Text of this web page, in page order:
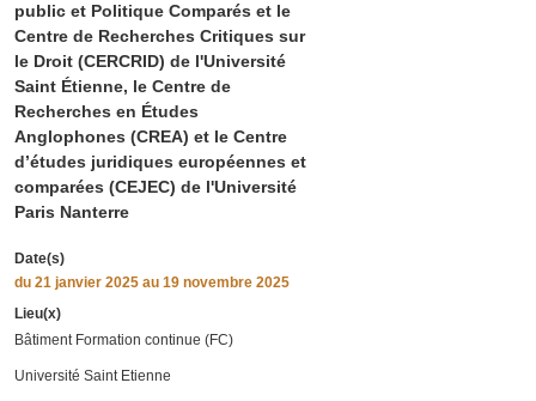
public et Politique Comparés et le
Centre de Recherches Critiques sur
le Droit (CERCRID) de l'Université
Saint Étienne, le Centre de
Recherches en Études
Anglophones (CREA) et le Centre
d’études juridiques européennes et
comparées (CEJEC) de l'Université
Paris Nanterre
Date(s)
du 21 janvier 2025 au 19 novembre 2025
Lieu(x)
Bâtiment Formation continue (FC)
Université Saint Etienne